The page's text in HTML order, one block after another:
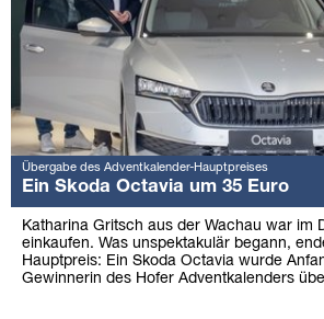
Übergabe des Adventkalender-Hauptpreises
Ein Skoda Octavia um 35 Euro
Katharina Gritsch aus der Wachau war im
einkaufen. Was unspektakulär begann,
Hauptpreis: Ein Skoda Octavia wurde
Gewinnerin des Hofer Adventkalenders